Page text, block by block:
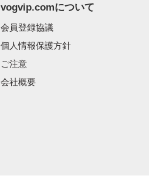
vogvip.comについて
会員登録協議
個人情報保護方針
ご注意
会社概要